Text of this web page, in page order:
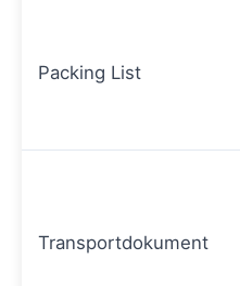
Packing List
Transportdokument